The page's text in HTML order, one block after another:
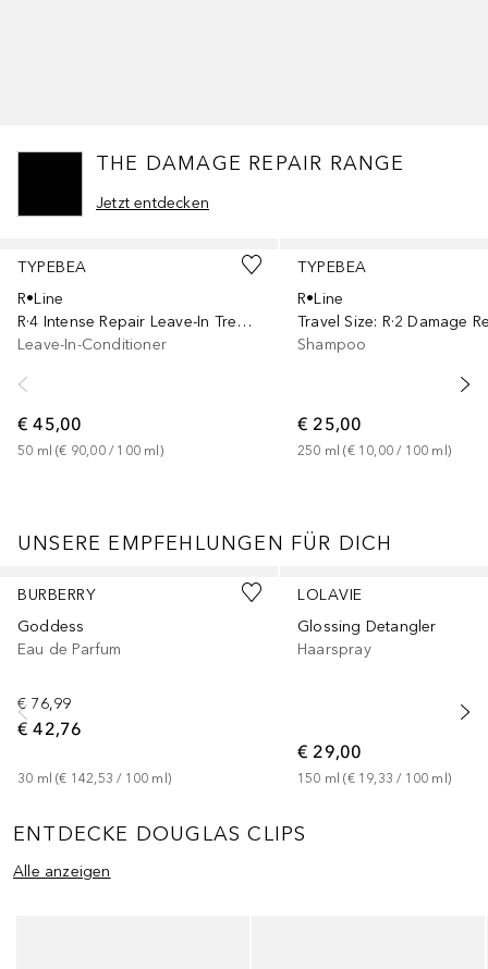
THE DAMAGE REPAIR RANGE
Jetzt entdecken
TYPEBEA
R•Line
R·4 Intense Repair Leave-In Treatment
Leave-In-Conditioner
€ 45,00
50 ml (€ 90,00 / 100 ml )
TYPEBEA
R•Line
Travel Size: R·2 Damage
Shampoo
€ 25,00
250 ml (€ 10,00 / 100 ml )
UNSERE EMPFEHLUNGEN FÜR DICH
BURBERRY
Goddess
Eau de Parfum
€ 76,99
€ 42,76
30 ml (€ 142,53 / 100 ml )
LOLAVIE
Glossing Detangler
Haarspray
€ 29,00
150 ml (€ 19,33 / 100 ml )
ENTDECKE DOUGLAS CLIPS
Alle anzeigen